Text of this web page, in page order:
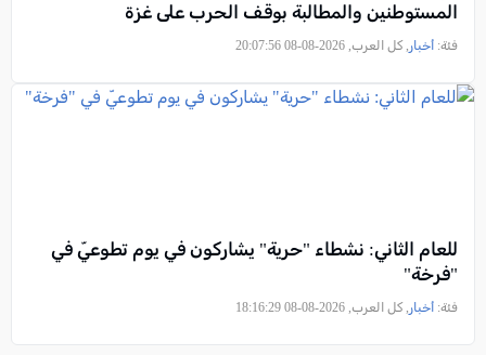
المستوطنين والمطالبة بوقف الحرب على غزة
فئة: أخبار , كل العرب, 2026-08-08 20:07:56
للعام الثاني: نشطاء "حرية" يشاركون في يوم تطوعيّ في
"فرخة"
فئة: أخبار , كل العرب, 2026-08-08 18:16:29